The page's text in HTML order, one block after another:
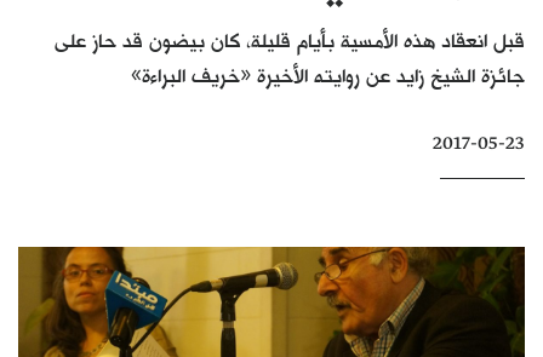
دفاتر
قبل انعقاد هذه الأمسية بأيام قليلة، كان بيضون قد حاز على
جائزة الشيخ زايد عن روايته الأخيرة «خريف البراءة»
2017-05-23